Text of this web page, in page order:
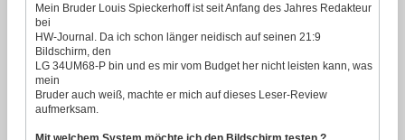
Mein Bruder Louis Spieckerhoff ist seit Anfang des Jahres Redakteur
bei
HW-Journal. Da ich schon länger neidisch auf seinen 21:9
Bildschirm, den
LG 34UM68-P bin und es mir vom Budget her nicht leisten kann, was
mein
Bruder auch weiß, machte er mich auf dieses Leser-Review
aufmerksam.